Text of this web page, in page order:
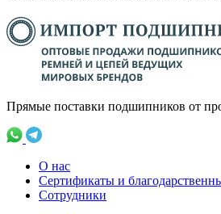
Прямые поставки подшипников от
О нас
Сертификаты и
Сотрудники